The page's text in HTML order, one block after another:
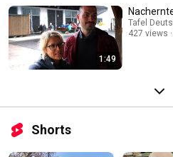
1:49
Tafel
427 views
Shorts